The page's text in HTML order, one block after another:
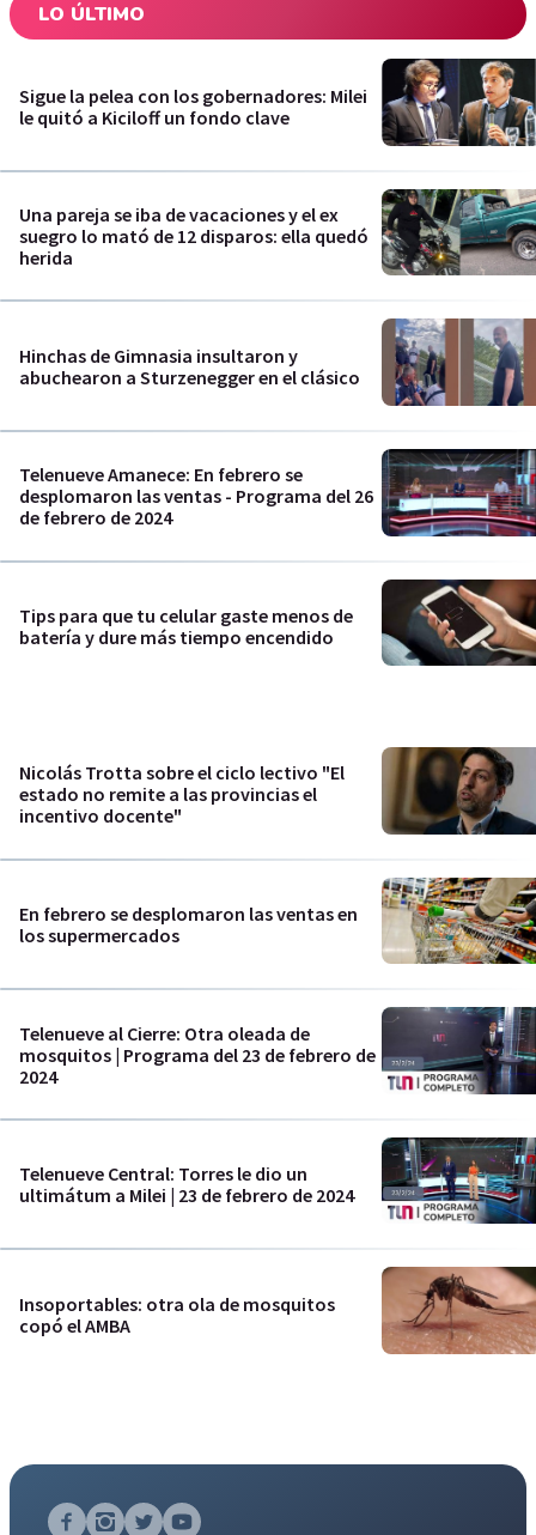
LO ÚLTIMO
Sigue la pelea con los gobernadores: Milei
le quitó a Kiciloff un fondo clave
Una pareja se iba de vacaciones y el ex
suegro lo mató de 12 disparos: ella quedó
herida
Hinchas de Gimnasia insultaron y
abuchearon a Sturzenegger en el clásico
Telenueve Amanece: En febrero se
desplomaron las ventas - Programa del 26
de febrero de 2024
Tips para que tu celular gaste menos de
batería y dure más tiempo encendido
Nicolás Trotta sobre el ciclo lectivo "El
estado no remite a las provincias el
incentivo docente"
En febrero se desplomaron las ventas en
los supermercados
Telenueve al Cierre: Otra oleada de
mosquitos | Programa del 23 de febrero de
2024
Telenueve Central: Torres le dio un
ultimátum a Milei | 23 de febrero de 2024
Insoportables: otra ola de mosquitos
copó el AMBA